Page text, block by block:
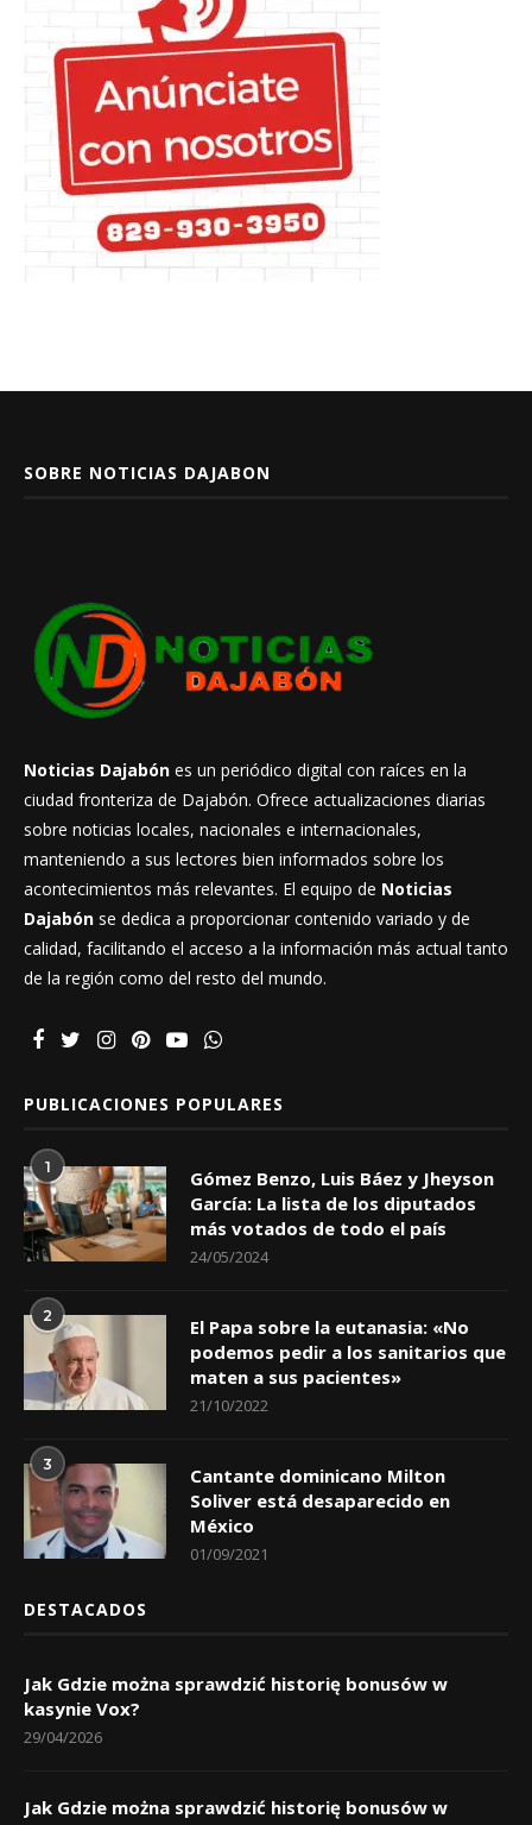
SOBRE NOTICIAS DAJABON
Noticias Dajabón es un periódico digital con raíces en la
ciudad fronteriza de Dajabón. Ofrece actualizaciones diarias
sobre noticias locales, nacionales e internacionales,
manteniendo a sus lectores bien informados sobre los
acontecimientos más relevantes. El equipo de Noticias
Dajabón se dedica a proporcionar contenido variado y de
calidad, facilitando el acceso a la información más actual tanto
de la región como del resto del mundo.
PUBLICACIONES POPULARES
1
Gómez Benzo, Luis Báez y Jheyson
García: La lista de los diputados
más votados de todo el país
24/05/2024
2
El Papa sobre la eutanasia: «No
podemos pedir a los sanitarios que
maten a sus pacientes»
21/10/2022
3
Cantante dominicano Milton
Soliver está desaparecido en
México
01/09/2021
DESTACADOS
Jak Gdzie można sprawdzić historię bonusów w
kasynie Vox?
29/04/2026
Jak Gdzie można sprawdzić historię bonusów w